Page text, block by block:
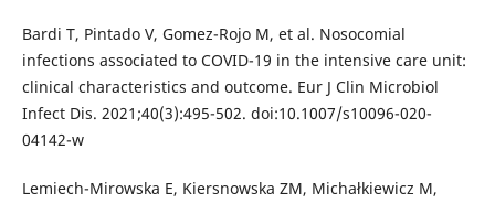
Bardi T, Pintado V, Gomez-Rojo M, et al. Nosocomial
infections associated to COVID-19 in the intensive care unit:
clinical characteristics and outcome. Eur J Clin Microbiol
Infect Dis. 2021;40(3):495-502. doi:10.1007/s10096-020-
04142-w
Lemiech-Mirowska E, Kiersnowska ZM, Michałkiewicz M,